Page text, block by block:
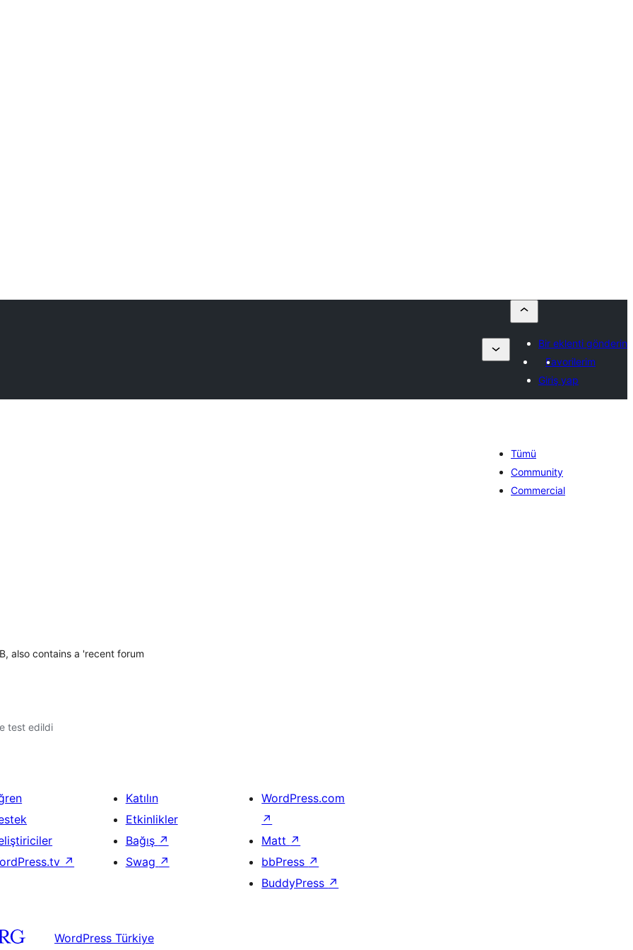
Bir eklenti gönderin
Favorilerim
Giriş yap
Tümü
Community
Commercial
also contains a 'recent forum
test edildi
↗
Katılın
Etkinlikler
Bağış ↗
Swag ↗
WordPress.com
↗
Matt ↗
bbPress ↗
BuddyPress ↗
WordPress Türkiye